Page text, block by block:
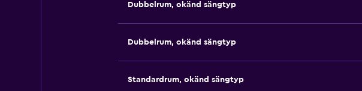
Dubbelrum, okänd sängtyp
Dubbelrum, okänd sängtyp
Standardrum, okänd sängtyp